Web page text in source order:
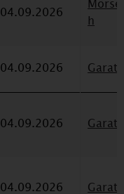
04.09.2026
h
04.09.2026 Garath
04.09.2026 Garath
04.09.2026 Garath